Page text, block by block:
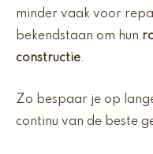
minder vaak voor
bekendstaan om hun
constructie.
Zo bespaar je op
continu van de beste